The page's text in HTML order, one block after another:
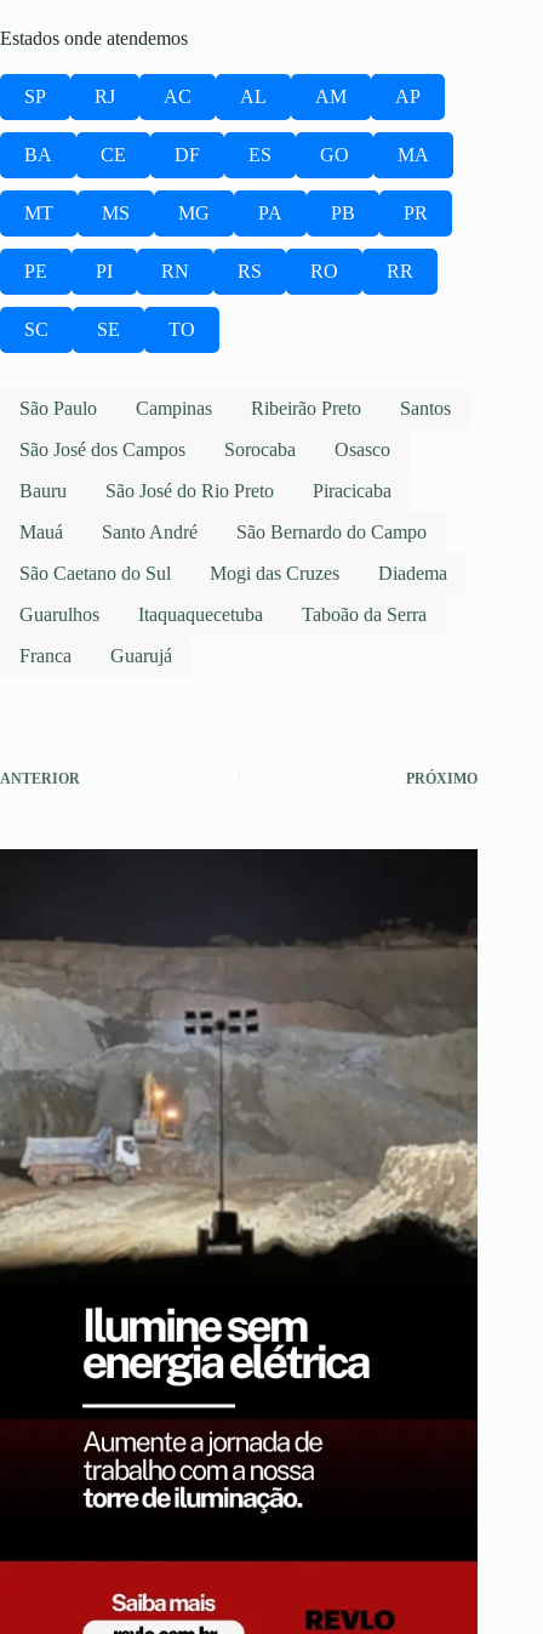
Estados onde atendemos
SP RJ AC AL AM AP
BA CE DF ES GO MA
MT MS MG PA PB PR
PE PI RN RS RO RR
SC SE TO
São Paulo Campinas Ribeirão Preto
Santos
São José dos Campos
Sorocaba
Osasco
Bauru
São José do Rio Preto
Piracicaba
Mauá
Santo André
São Bernardo do Campo
São Caetano do Sul
Mogi das Cruzes
Diadema
Guarulhos
Itaquaquecetuba
Taboão da Serra
Franca
Guarujá
ANTERIOR PRÓXIMO